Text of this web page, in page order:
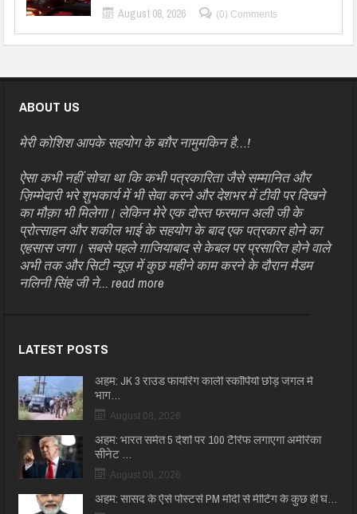
August 08, 2026 (0) Comments
ABOUT US
मेरी कोशिश आपके सहयोग के बग़ैर नामुमकिन है…!
ऐसा कभी नहीं सोचा था कि कभी पत्रकारिता जैसे सम्मानित और
ज़िम्मेदारी भरे शुभकार्य में भी सेवा करने और देशभर में टीवी पर दिखने
का मौक़ा भी मिलेगा। लेकिन मेरे एक दोस्त फरमान अली जी के
प्रोत्साहन और शकील भाई के सहयोग के बाद एक पत्रकार होने का
एहसास जगा। सबसे पहले ग़ाजियाबाद से केबल पर प्रसारित होने वाले
अभी तक और सिटी न्यूज़ में कुछ महीने काम करने के दौरान मैडम
नलिनी सिंह जी ने...read more
LATEST POSTS
अहम: JK 3 राउंड फायरिंग काली स्कॉर्पियो छोड़ जंगल में
भाग…
August 08, 2026
अहम: भारत समेत 5 देशों पर 100 टैरिफ लगाएगा अमेरिका
सीनेट …
August 08, 2026
अहम: सांसद के ऐसे पोस्टर्स PM मोदी से मीटिंग के कुछ ही घं…